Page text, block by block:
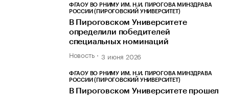
ФГАОУ ВО РНИМУ ИМ. Н.И. ПИРОГОВА МИНЗДРАВА
РОССИИ (ПИРОГОВСКИЙ УНИВЕРСИТЕТ)
В Пироговском Университете
определили победителей
специальных номинаций
Новость 3 июня 2026
ФГАОУ ВО РНИМУ ИМ. Н.И. ПИРОГОВА МИНЗДРАВА
РОССИИ (ПИРОГОВСКИЙ УНИВЕРСИТЕТ)
В Пироговском Университете прошел